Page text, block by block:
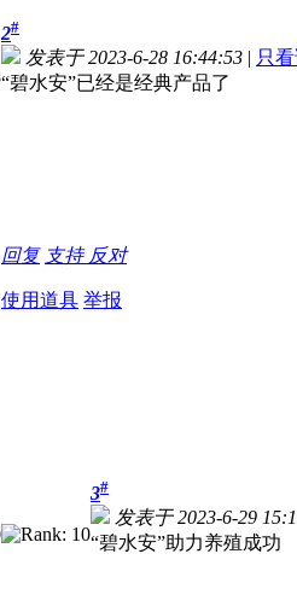
2#
发表于 2023-6-28 16:44:53 | 只
“碧水安”已经是经典产品了
回复 支持 反对
使用道具 举报
3#
发表于 2023-6-29
“碧水安”助力养殖成功